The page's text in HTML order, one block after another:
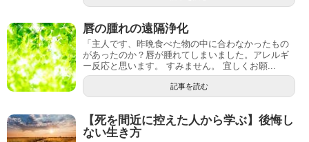
唇の腫れの遠隔浄化
「主人です、昨晩食べた物の中に合わなかったもの
があったのか？唇が腫れてしまいました。アレルギ
ー反応と思います。 すみません。 宜しくお願...
記事を読む
【死を間近に控えた人から学ぶ】後悔し
ない生き方